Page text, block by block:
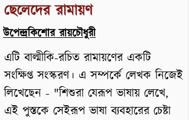
ছেলেদের রামায়ণ
উপেন্দ্রকিশোর রায়চৌধুরী
এটি বাল্মীকি-রচিত রামায়ণের একটি
সংক্ষিপ্ত সংস্করণ। এ সম্পর্কে লেখক নিজেই
লিখেছেন - "শিশুরা যেরূপ ভাষায় লেখে,
এই পুস্তকে সেইরূপ ভাষা ব্যবহারের চেষ্টা